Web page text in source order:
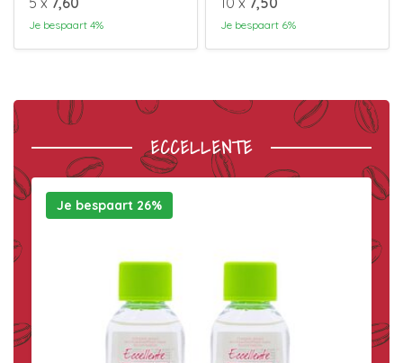
Je bespaart 4% Je bespaart 6%
ECCELLENTE
Je bespaart 26%